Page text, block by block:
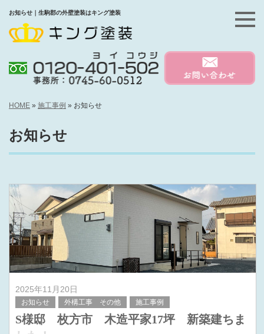
お知らせ｜生駒郡の外壁塗装はキング塗装
HOME » 施工事例 » お知らせ
お知らせ
2025年11月20日
お知らせ 外構工事 その他 施工事例
S様邸 枚方市 木造平家17坪 新築建ちま